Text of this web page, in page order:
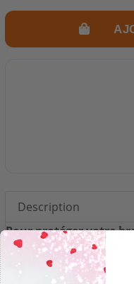
Description
Pour protéger votre
La housse de
et permet de le